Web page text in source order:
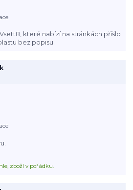
které nabízí na stránkách přišlo
bez popisu.
zboží v pořádku.